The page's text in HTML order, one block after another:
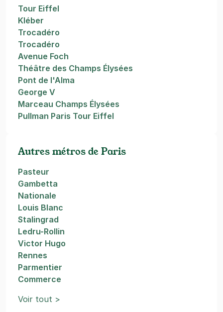
Tour Eiffel
Kléber
Trocadéro
Trocadéro
Avenue Foch
Théâtre des Champs Élysées
Pont de l'Alma
George V
Marceau Champs Élysées
Pullman Paris Tour Eiffel
Autres métros de Paris
Pasteur
Gambetta
Nationale
Louis Blanc
Stalingrad
Ledru-Rollin
Victor Hugo
Rennes
Parmentier
Commerce
Voir tout >